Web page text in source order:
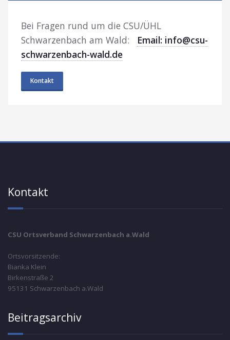
Bei Fragen rund um die CSU/ÜHL
Schwarzenbach am Wald: Email: info@csu-
schwarzenbach-wald.de
Kontakt
Kontakt
CSU Ortsverband Schwarzenbach a.Wald
Ortsvorsitzende:
Bianka Klein
Birkenstraße 2
95131 Schwarzenbach a.Wald
Beitragsarchiv